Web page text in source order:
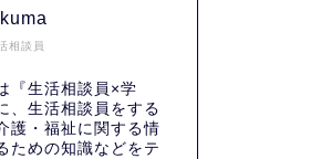
相談員
『生活相談員×学
、生活相談員をする
護・福祉に関する情
ための知識などをテ